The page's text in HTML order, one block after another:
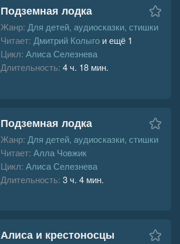
Подземная лодка
Жанр: Для детей, аудиосказки, стишки
Читает: Дмитрий Колыго и ещё 1
Цикл: Алиса Селезнева
Длительность: 4 ч. 18 мин.
Подземная лодка
Жанр: Для детей, аудиосказки, стишки
Читает: Алла Човжик
Цикл: Алиса Селезнева
Длительность: 3 ч. 4 мин.
Алиса и крестоносцы